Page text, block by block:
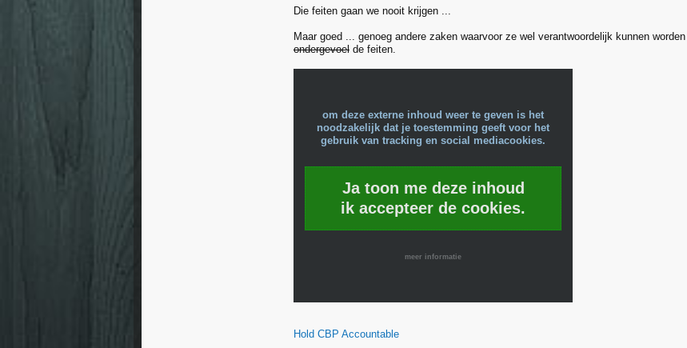
Die feiten gaan we nooit krijgen ...
Maar goed ... genoeg andere zaken waarvoor ze wel verantwoordelijk kunnen
ondergevoel de feiten.
om deze externe inhoud weer te geven is het
noodzakelijk dat je toestemming geeft voor het
gebruik van tracking en social mediacookies.
Ja toon me deze inhoud
ik accepteer de cookies.
meer informatie
Hold CBP Accountable